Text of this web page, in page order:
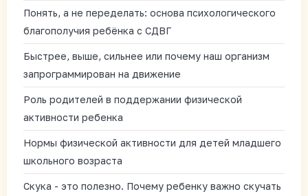
Понять, а не переделать: основа психологического
благополучия ребёнка с СДВГ
Быстрее, выше, сильнее или почему наш организм
запрограммирован на движение
Роль родителей в поддержании физической
активности ребенка
Нормы физической активности для детей младшего
школьного возраста
Скука - это полезно. Почему ребенку важно скучать